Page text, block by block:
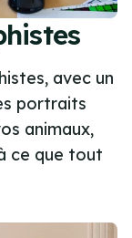
avec un
portraits
animaux,
ce que tout